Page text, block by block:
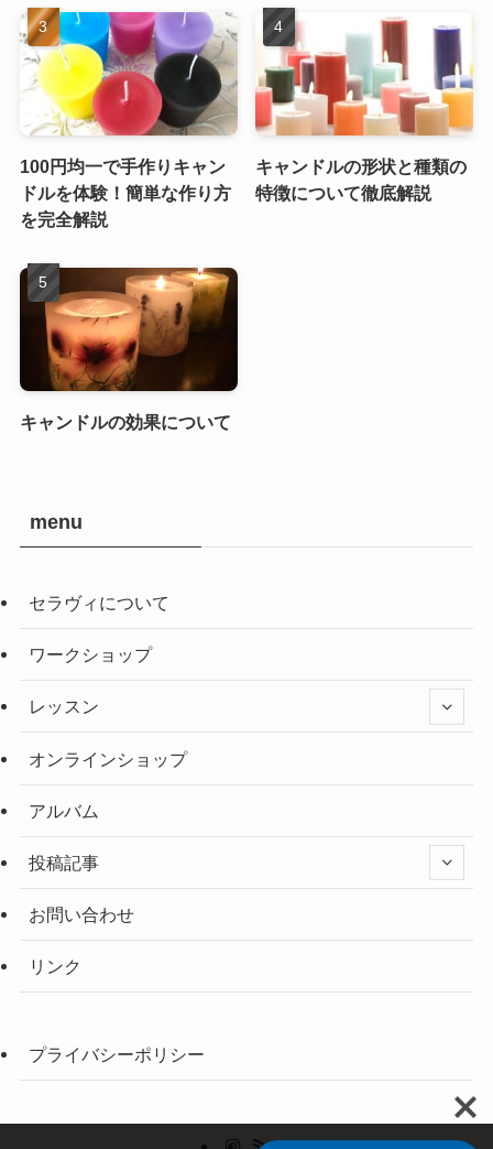
100円均一で手作りキャン
ドルを体験！簡単な作り方
を完全解説
キャンドルの形状と種類の
特徴について徹底解説
キャンドルの効果について
menu
セラヴィについて
ワークショップ
レッスン
オンラインショップ
アルバム
投稿記事
お問い合わせ
リンク
プライバシーポリシー